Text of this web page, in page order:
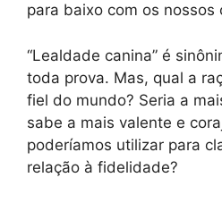
para baixo com os nossos
“Lealdade canina” é
toda prova. Mas, qual a
fiel do mundo? Seria a
sabe a mais valente e
poderíamos utilizar para
relação à fidelidade?